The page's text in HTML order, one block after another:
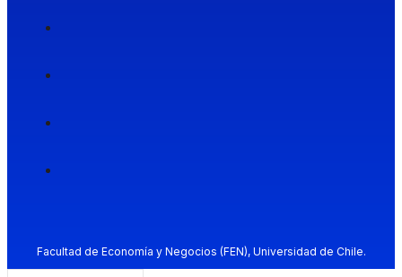
Facultad de Economía y Negocios (FEN), Universidad de Chile.